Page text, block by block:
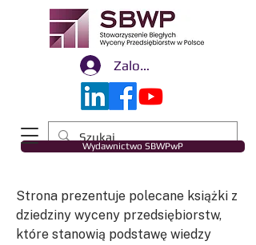
Zaloguj się
Wydawnictwo SBWPwP
Strona prezentuje polecane książki z
dziedziny wyceny przedsiębiorstw,
które stanowią podstawę wiedzy